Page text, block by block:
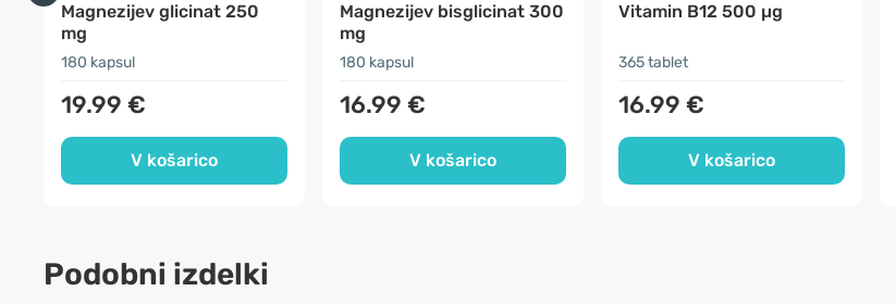
Magnezijev glicinat 250
mg
180 kapsul
19.99 €
V košarico
Magnezijev bisglicinat 300
mg
180 kapsul
16.99 €
V košarico
Vitamin B12 500 µg
365 tablet
16.99 €
V košarico
Podobni izdelki